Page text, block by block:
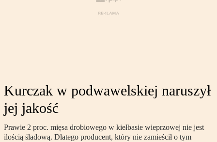
Kurczak w podwawelskiej naruszył
jej jakość
Prawie 2 proc. mięsa drobiowego w kiełbasie wieprzowej nie jest
ilością śladową. Dlatego producent, który nie zamieścił o tym